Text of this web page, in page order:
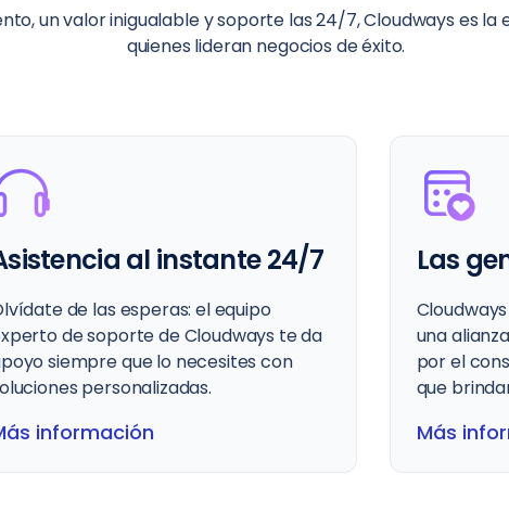
un valor inigualable y soporte las 24/7, Cloudways es
quienes lideran negocios de éxito.
gente nos adora
es más que un servicio, es
alianza. Tenemos una clientela fiel
el consistente servicio de calidad
brindamos.
información
El hosting
experto